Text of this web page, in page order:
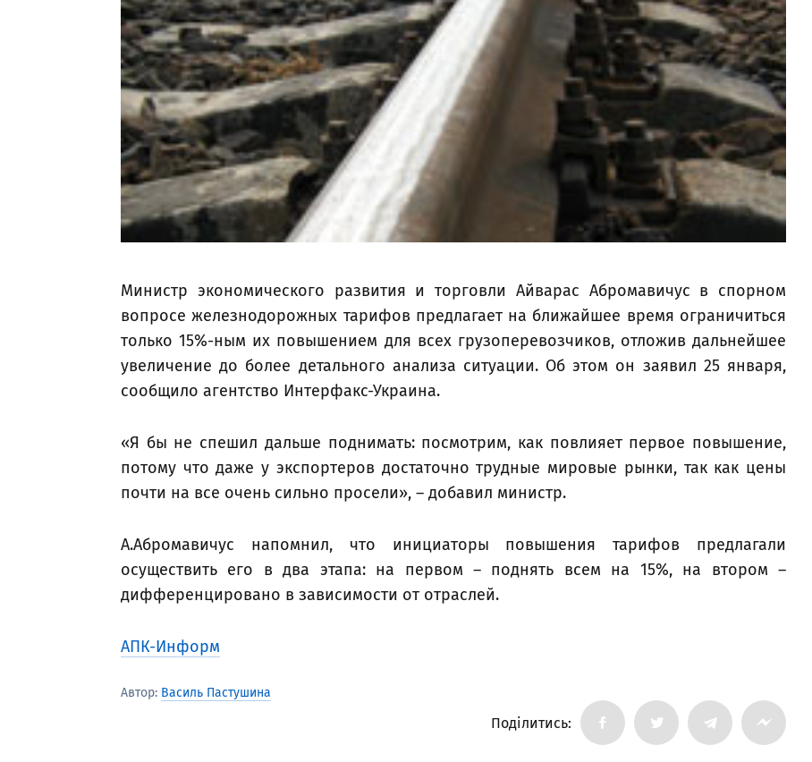
Министр экономического развития и торговли Айварас Абромавичус в спорном
вопросе железнодорожных тарифов предлагает на ближайшее время ограничиться
только 15%-ным их повышением для всех грузоперевозчиков, отложив дальнейшее
увеличение до более детального анализа ситуации. Об этом он заявил 25 января,
сообщило агентство Интерфакс-Украина.
«Я бы не спешил дальше поднимать: посмотрим, как повлияет первое повышение,
потому что даже у экспортеров достаточно трудные мировые рынки, так как цены
почти на все очень сильно просели», – добавил министр.
А.Абромавичус напомнил, что инициаторы повышения тарифов предлагали
осуществить его в два этапа: на первом – поднять всем на 15%, на втором –
дифференцировано в зависимости от отраслей.
АПК-Информ
Автор: Василь Пастушина
Поділитись: